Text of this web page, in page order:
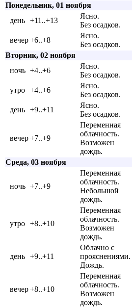
Понедельник, 01 ноября
день +11..+13
Ясно.
Без осадков.
вечер+6..+8
Ясно.
Без осадков.
Вторник, 02 ноября
ночь +4..+6
Ясно.
Без осадков.
утро +4..+6
Ясно.
Без осадков.
день +9..+11
Ясно.
Без осадков.
вечер+7..+9
Переменная
облачность.
Возможен
дождь.
Среда, 03 ноября
ночь +7..+9
Переменная
облачность.
Небольшой
дождь.
утро +8..+10
Переменная
облачность.
Возможен
дождь.
день +9..+11
Облачно с
прояснениями.
Дождь.
вечер+8..+10
Переменная
облачность.
Возможен
дождь.